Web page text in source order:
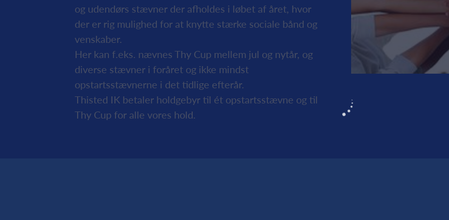
og udendørs stævner der afholdes i løbet af året, hvor
der er rig mulighed for at knytte stærke sociale bånd og
venskaber.
Her kan f.eks. nævnes Thy Cup mellem jul og nytår, og
diverse stævner i foråret og ikke mindst
opstartsstævnerne i det tidlige efterår.
Thisted IK betaler holdgebyr til ét opstartsstævne og til
Thy Cup for alle vores hold.